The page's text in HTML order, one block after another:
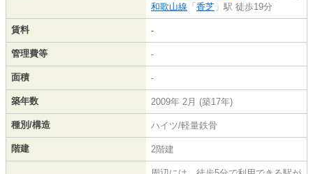
和歌山線 「 香芝 」駅 徒歩19分
賃料 -
管理費等 -
面積 -
築年数 2009年 2月 (築17年)
種別/構造 ハイツ/軽量鉄骨
階建 2階建